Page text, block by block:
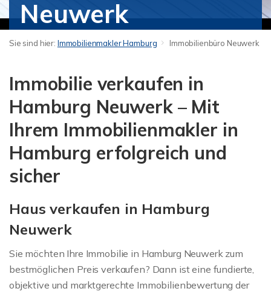
Neuwerk
Neuwerk
Sie sind hier: Immobilienmakler Hamburg Immobilienbüro Neuwerk
Immobilie verkaufen in
Hamburg Neuwerk – Mit
Ihrem Immobilienmakler in
Hamburg erfolgreich und
sicher
Haus verkaufen in Hamburg
Neuwerk
Sie möchten Ihre Immobilie in Hamburg Neuwerk zum
bestmöglichen Preis verkaufen? Dann ist eine fundierte,
objektive und marktgerechte Immobilienbewertung der